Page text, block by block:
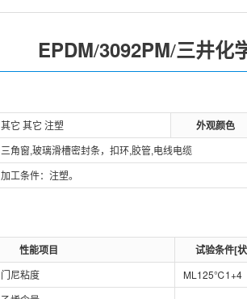
EPDM/3092PM/三井化
其它 其它 注塑
外观颜色
三角窗,玻璃滑槽密封条，扣环,胶管,电线电缆
加工条件：注塑。
性能项目 试验条件[
门尼粘度
ML125℃1+4